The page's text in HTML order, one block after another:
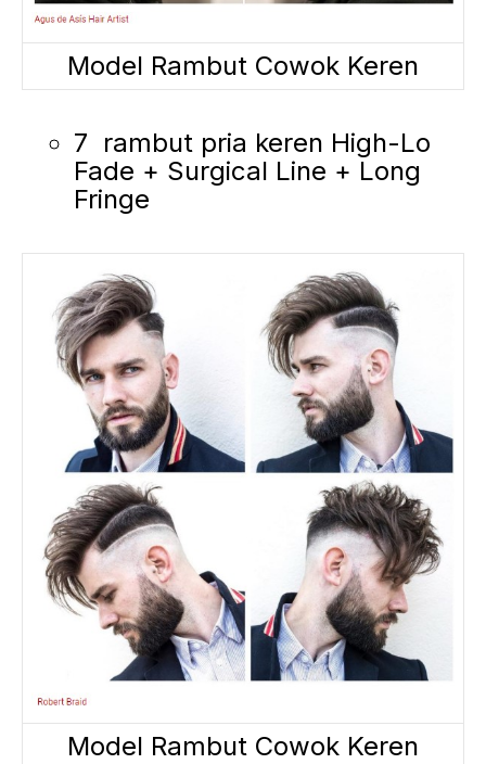
Model Rambut Cowok Keren
7 rambut pria keren High-Lo
Fade + Surgical Line + Long
Fringe
Model Rambut Cowok Keren